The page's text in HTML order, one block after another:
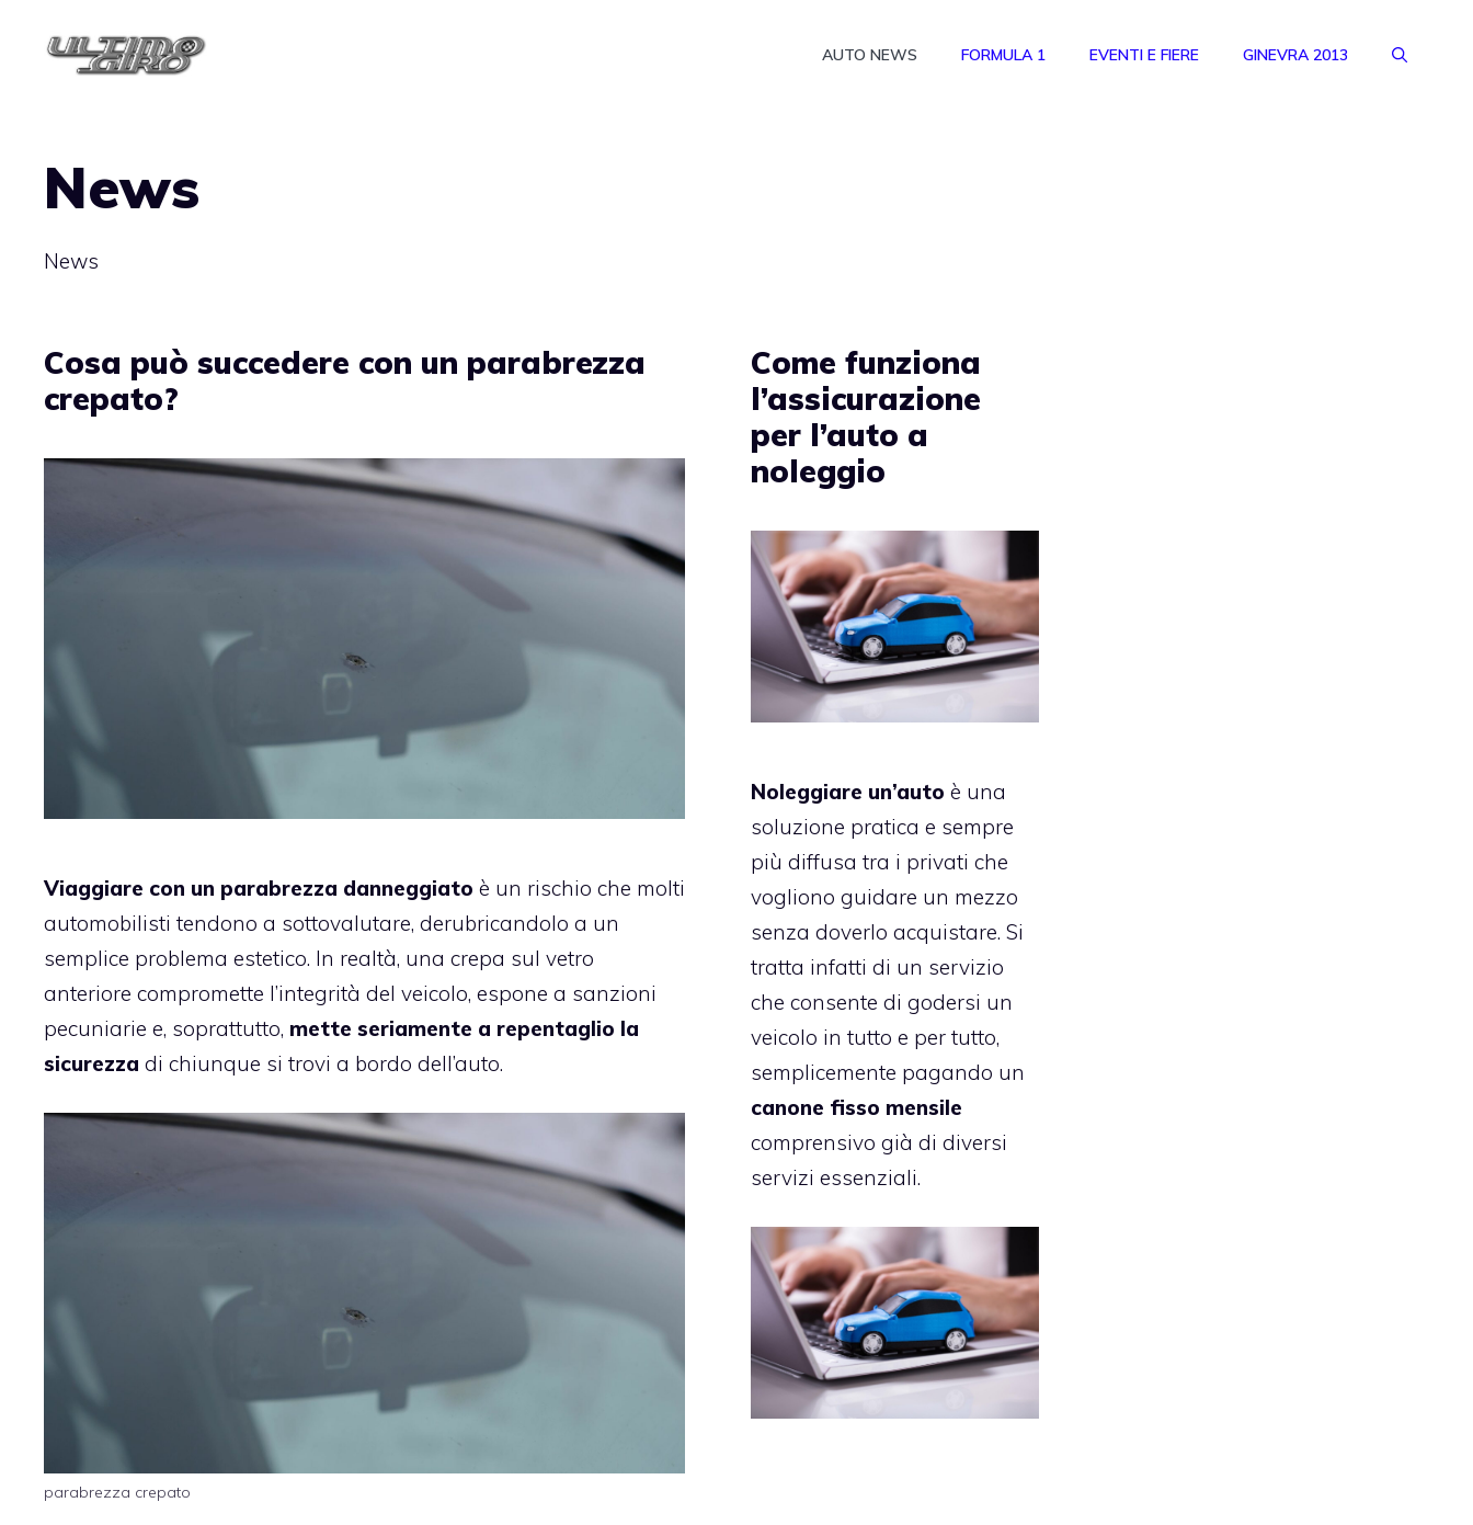
AUTO NEWS FORMULA 1 EVENTI E FIERE GINEVRA 2013
News
News
Cosa può succedere con un parabrezza
crepato?
Viaggiare con un parabrezza danneggiato è un rischio che molti
automobilisti tendono a sottovalutare, derubricandolo a un
semplice problema estetico. In realtà, una crepa sul vetro
anteriore compromette l’integrità del veicolo, espone a sanzioni
pecuniarie e, soprattutto, mette seriamente a repentaglio la
sicurezza di chiunque si trovi a bordo dell’auto.
parabrezza crepato
Come funziona
l’assicurazione
per l’auto a
noleggio
Noleggiare un’auto è una
soluzione pratica e sempre
più diffusa tra i privati che
vogliono guidare un mezzo
senza doverlo acquistare. Si
tratta infatti di un servizio
che consente di godersi un
veicolo in tutto e per tutto,
semplicemente pagando un
canone fisso mensile
comprensivo già di diversi
servizi essenziali.